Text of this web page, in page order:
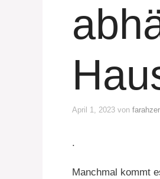
April 1, 2023 von
.
Manchmal kommt